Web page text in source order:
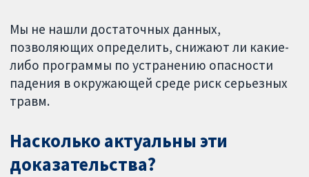
Мы не нашли достаточных данных,
позволяющих определить, снижают ли какие-
либо программы по устранению опасности
падения в окружающей среде риск серьезных
травм.
Насколько актуальны эти
доказательства?